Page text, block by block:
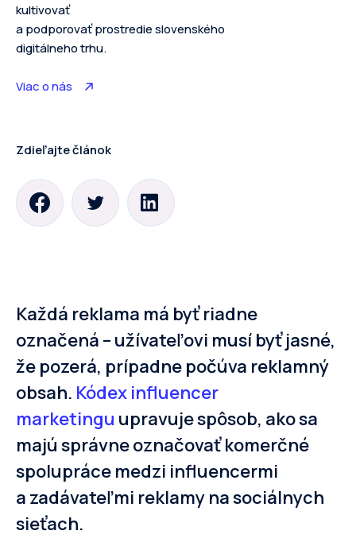
kultivovať
a podporovať prostredie slovenského
digitálneho trhu.
Viac o nás
Zdieľajte článok
Každá reklama má byť riadne
označená – užívateľovi musí byť jasné,
že pozerá, prípadne počúva reklamný
obsah. Kódex influencer
marketingu upravuje spôsob, ako sa
majú správne označovať komerčné
spolupráce medzi influencermi
a zadávateľmi reklamy na sociálnych
sieťach.